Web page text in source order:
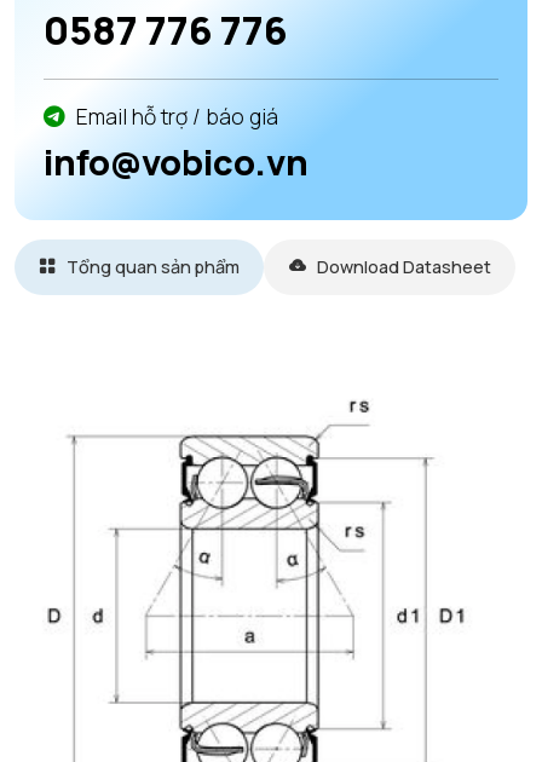
0587 776 776
Email hỗ trợ / báo giá
info@vobico.vn
Tổng quan sản phẩm Download Datasheet